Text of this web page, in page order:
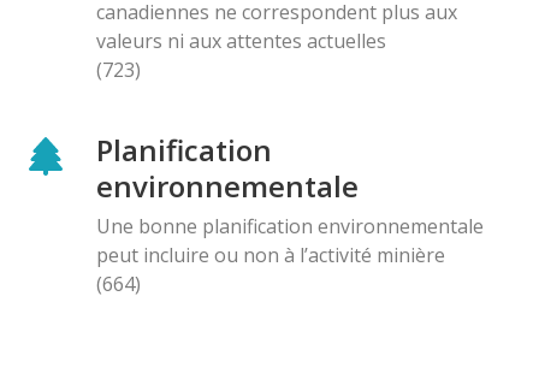
canadiennes ne correspondent plus aux
valeurs ni aux attentes actuelles
(723)
Planification
environnementale
Une bonne planification environnementale
peut incluire ou non à l’activité minière
(664)